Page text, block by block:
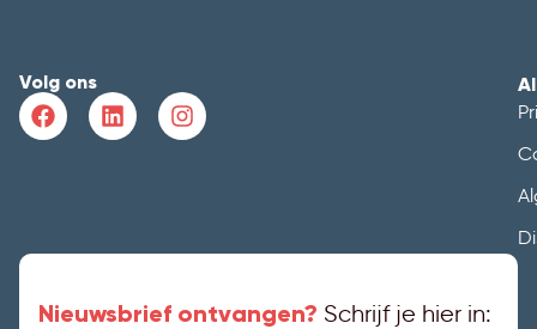
Volg ons
Nieuwsbrief ontvangen? Schrijf je hier in: